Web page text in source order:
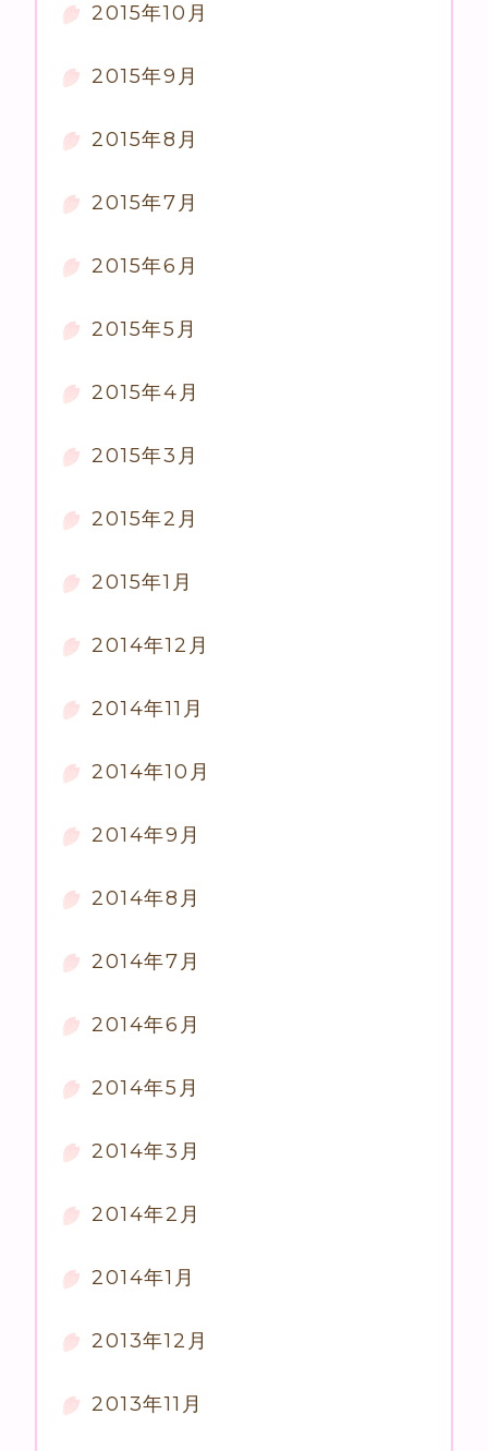
2015年10月
2015年9月
2015年8月
2015年7月
2015年6月
2015年5月
2015年4月
2015年3月
2015年2月
2015年1月
2014年12月
2014年11月
2014年10月
2014年9月
2014年8月
2014年7月
2014年6月
2014年5月
2014年3月
2014年2月
2014年1月
2013年12月
2013年11月